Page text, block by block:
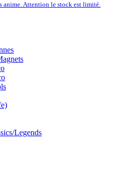
anime. Attention le stock est limité.
Legends